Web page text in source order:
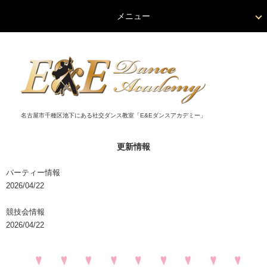
名古屋市千種区池下にある社交ダンス教室「E&Eダンスアカデミー」
更新情報
パーティー情報
2026/04/22
競技会情報
2026/04/22
メニュー